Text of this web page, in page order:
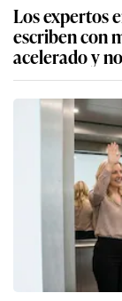
Los expertos
escriben con
acelerado y